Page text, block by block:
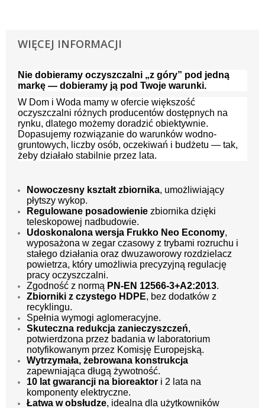
WIĘCEJ INFORMACJI
Nie dobieramy oczyszczalni „z góry” pod jedną
markę — dobieramy ją pod Twoje warunki.
W Dom i Woda mamy w ofercie większość
oczyszczalni różnych producentów dostępnych na
rynku, dlatego możemy doradzić obiektywnie.
Dopasujemy rozwiązanie do warunków wodno-
gruntowych, liczby osób, oczekiwań i budżetu — tak,
żeby działało stabilnie przez lata.
Nowoczesny kształt zbiornika, umożliwiający
płytszy wykop.
Regulowane posadowienie zbiornika dzięki
teleskopowej nadbudowie.
Udoskonalona wersja Frukko Neo Economy,
wyposażona w zegar czasowy z trybami rozruchu i
stałego działania oraz dwuzaworowy rozdzielacz
powietrza, który umożliwia precyzyjną regulację
pracy oczyszczalni.
Zgodność z normą PN-EN 12566-3+A2:2013.
Zbiorniki z czystego HDPE, bez dodatków z
recyklingu.
Spełnia wymogi aglomeracyjne.
Skuteczna redukcja zanieczyszczeń,
potwierdzona przez badania w laboratorium
notyfikowanym przez Komisję Europejską.
Wytrzymała, żebrowana konstrukcja
zapewniająca długą żywotność.
10 lat gwarancji na bioreaktor i 2 lata na
komponenty elektryczne.
Łatwa w obsłudze, idealna dla użytkowników